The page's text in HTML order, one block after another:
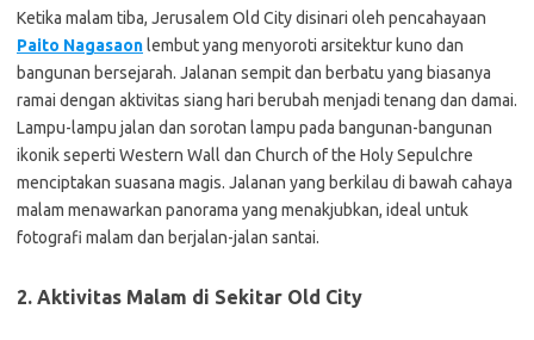
Ketika malam tiba, Jerusalem Old City disinari oleh pencahayaan
Paito Nagasaon lembut yang menyoroti arsitektur kuno dan
bangunan bersejarah. Jalanan sempit dan berbatu yang biasanya
ramai dengan aktivitas siang hari berubah menjadi tenang dan damai.
Lampu-lampu jalan dan sorotan lampu pada bangunan-bangunan
ikonik seperti Western Wall dan Church of the Holy Sepulchre
menciptakan suasana magis. Jalanan yang berkilau di bawah cahaya
malam menawarkan panorama yang menakjubkan, ideal untuk
fotografi malam dan berjalan-jalan santai.
2. Aktivitas Malam di Sekitar Old City